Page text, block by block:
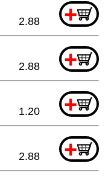
+
2.88
+
2.88
+
1.20
+
2.88